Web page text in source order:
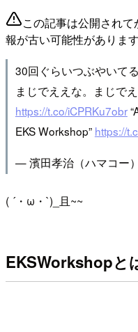
この記事は公開され
報が古い可能性がありま
30回ぐらいつぶやいて
まじでええな。まじで
https://t.co/iCPRKu7obr
EKS Workshop” https://
— 濱田孝治（ハマコー
( ´・ω・`)_且~~
EKSWorkshopと